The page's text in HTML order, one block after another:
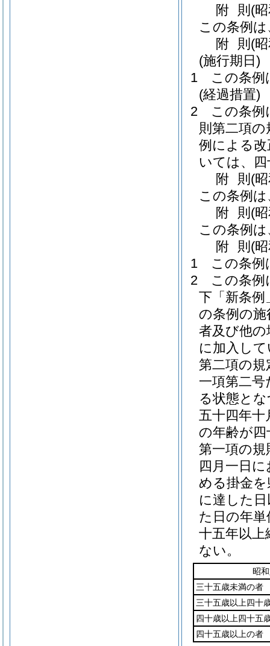
附 則 (
この条例
附 則 (
(施行期日)
1
この条例
(経過措置)
2
この条例
則第二項
例による
いては、
附 則 (
この条例
附 則 (
この条例
附 則 (
1
この条例
2
この条例
下「新条
の条例の
者及び他の
に加入し
第二項の
一項第二
る状態と
五十四年
の年齢が
第一項の
四月一日
める掛金
に達した
た日の年
十五年以
ない。
昭
三十五歳未満の者
三十五歳以上四十
四十歳以上四十五
四十五歳以上の者